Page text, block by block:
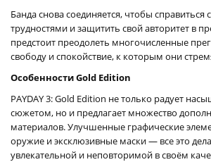
Банда снова соединяется, чтобы справиться
трудностями и защитить свой авторитет в
предстоит преодолеть многочисленные
свободу и спокойствие, к которым они
Особенности Gold Edition
PAYDAY 3: Gold Edition не только радует
сюжетом, но и предлагает множество
материалов. Улучшенные графические
оружие и эксклюзивные маски — все это
увлекательной и неповторимой в своём